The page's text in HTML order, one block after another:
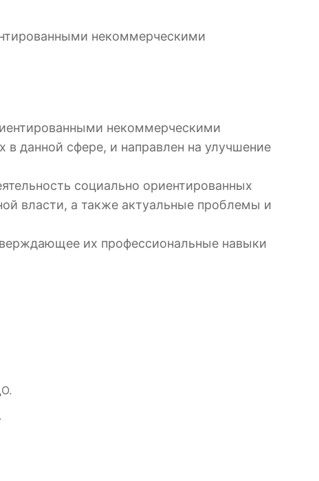
некоммерческими
некоммерческими
данной сфере, и направлен на улучшение
социально ориентированных
власти, а также актуальные проблемы и
их профессиональные навыки